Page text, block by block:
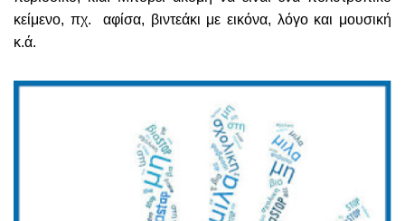
κείμενο, πχ. αφίσα, βιντεάκι με εικόνα, λόγο και μουσική
κ.ά.